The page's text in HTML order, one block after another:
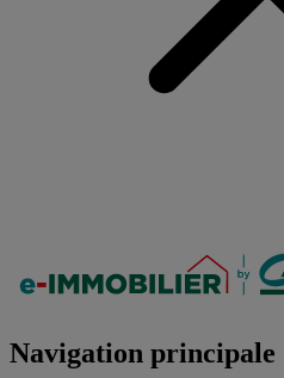
Navigation principale